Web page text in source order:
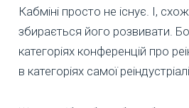
Кабміні просто не існує. І,
збирається його розвивати.
категоріях конференцій про
в категоріях самої